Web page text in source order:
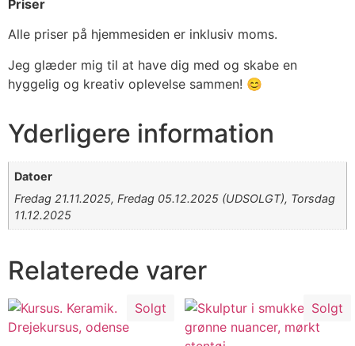
Priser
Alle priser på hjemmesiden er inklusiv moms.
Jeg glæder mig til at have dig med og skabe en
hyggelig og kreativ oplevelse sammen! 😊
Yderligere information
Datoer
Fredag 21.11.2025, Fredag 05.12.2025 (UDSOLGT), Torsdag
11.12.2025
Relaterede varer
Solgt Solgt